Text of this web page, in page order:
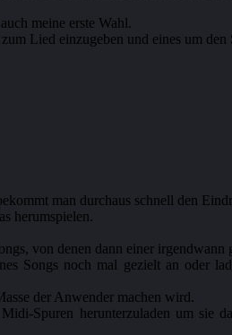
meine erste Wahl.
Lied einzugeben und eines um
man durchaus schnell den
herumspielen.
von denen dann einer irgendwann
Songs noch mal gezielt an oder
der Anwender machen wird.
Spuren herunterzuladen um sie